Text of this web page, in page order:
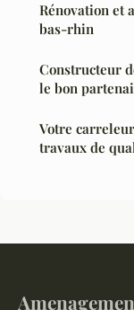
Rénovation et
bas-rhin
Constructeur
le bon
Votre
travaux de